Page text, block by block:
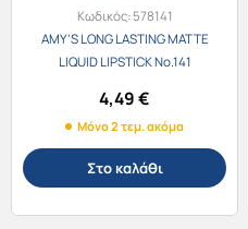
Κωδικός:578141
AMY’S LONG LASTING MATTE
LIQUID LIPSTICK No.141
4,49€
Μόνο 2 τεμ. ακόμα
Στο καλάθι